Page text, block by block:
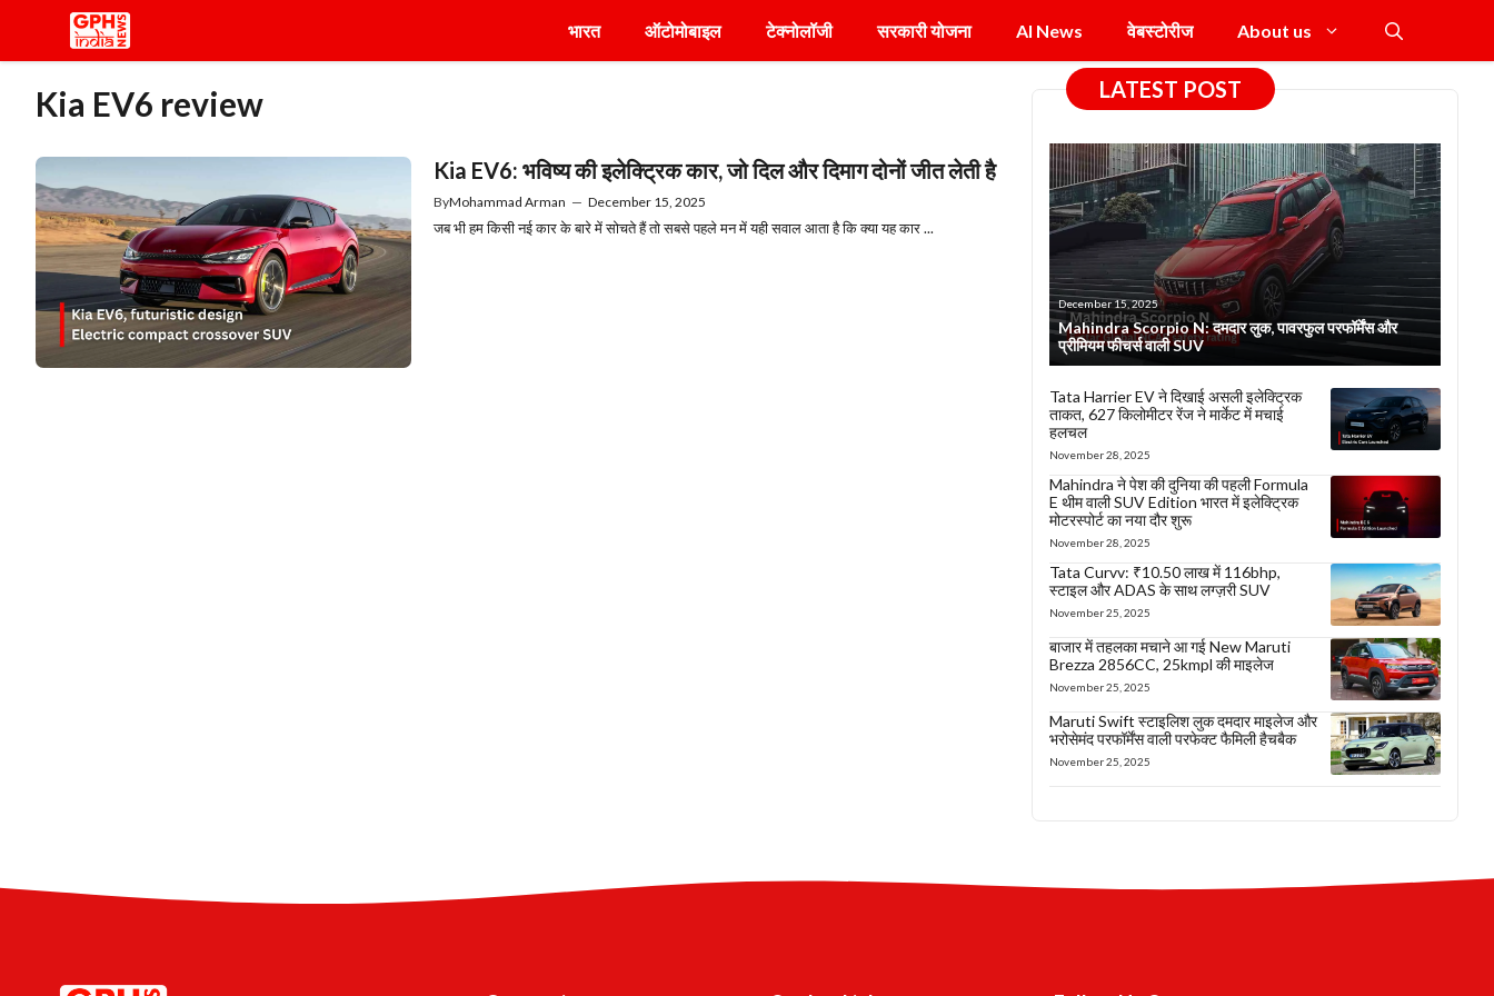
to
content
भारत ऑटोमोबाइल टेक्नोलॉजी सरकारी योजना AI News वेबस्टोरीज About us
Kia EV6 review
Kia EV6: भविष्य की इलेक्ट्रिक कार, जो दिल और दिमाग दोनों जीत लेती है
ByMohammad Arman — December 15, 2025
जब भी हम किसी नई कार के बारे में सोचते हैं तो सबसे पहले मन में यही सवाल आता है कि क्या यह कार ...
LATEST POST
December 15, 2025
Mahindra Scorpio N: दमदार लुक, पावरफुल परफॉर्मेंस और
प्रीमियम फीचर्स वाली SUV
Tata Harrier EV ने दिखाई असली इलेक्ट्रिक
ताकत, 627 किलोमीटर रेंज ने मार्केट में मचाई
हलचल
November 28, 2025
Mahindra ने पेश की दुनिया की पहली Formula
E थीम वाली SUV Edition भारत में इलेक्ट्रिक
मोटरस्पोर्ट का नया दौर शुरू
November 28, 2025
Tata Curvv: ₹10.50 लाख में 116bhp,
स्टाइल और ADAS के साथ लग्ज़री SUV
November 25, 2025
बाजार में तहलका मचाने आ गई New Maruti
Brezza 2856CC, 25kmpl की माइलेज
November 25, 2025
Maruti Swift स्टाइलिश लुक दमदार माइलेज और
भरोसेमंद परफॉर्मेंस वाली परफेक्ट फैमिली हैचबैक
November 25, 2025